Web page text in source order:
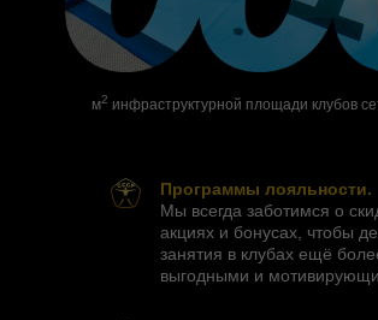
м2 инфраструктурной площади клубов
Программы лояльности.
Мы всегда заботимся о
акциях и бонусах, чтобы
занятия в клубах ещё
выгодными и